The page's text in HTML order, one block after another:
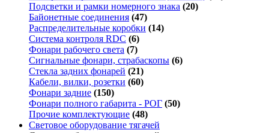
Подсветки и рамки номерного знака (20)
Байонетные соединения (47)
Распределительные коробки (14)
Система контроля RDC (6)
Фонари рабочего света (7)
Сигнальные фонари, страбаскопы (6)
Стекла задних фонарей (21)
Кабели, вилки, розетки (60)
Фонари задние (150)
Фонари полного габарита - РОГ (50)
Прочие комплектующие (48)
Световое оборудование тягачей